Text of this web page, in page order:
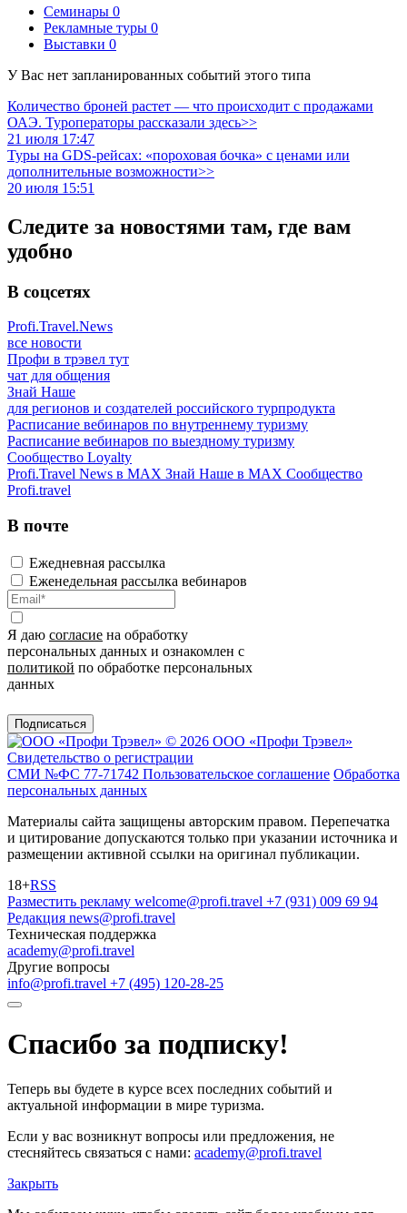
Семинары 0
Рекламные туры 0
Выставки 0
У Вас нет запланированных событий этого типа
Количество броней растет — что происходит с продажами
ОАЭ. Туроператоры рассказали здесь>>
21 июля 17:47
Туры на GDS-рейсах: «пороховая бочка» с ценами или
дополнительные возможности>>
20 июля 15:51
Следите за новостями там, где вам
удобно
В соцсетях
Profi.Travel.News
все новости
Профи в трэвел тут
чат для общения
Знай Наше
для регионов и создателей российского турпродукта
Расписание вебинаров по внутреннему туризму
Расписание вебинаров по выездному туризму
Сообщество Loyalty
Profi.Travel News в MAX Знай Наше в MAX Сообщество
Profi.travel
В почте
Ежедневная рассылка
Еженедельная рассылка вебинаров
Я даю согласие на обработку
персональных данных и ознакомлен с
политикой по обработке персональных
данных
Подписаться
© 2026 ООО «Профи Трэвeл»
Свидетельство о регистрации
СМИ №ФС 77-71742 Пользовательское соглашение Обработка
персональных данных
Материалы сайта защищены авторским правом. Перепечатка
и цитирование допускаются только при указании источника и
размещении активной ссылки на оригинал публикации.
18+RSS
Разместить рекламу welcome@profi.travel +7 (931) 009 69 94
Редакция news@profi.travel
Техническая поддержка
academy@profi.travel
Другие вопросы
info@profi.travel +7 (495) 120-28-25
Спасибо за подписку!
Теперь вы будете в курсе всех последних событий и
актуальной информации в мире туризма.
Если у вас возникнут вопросы или предложения, не
стесняйтесь связаться с нами: academy@profi.travel
Закрыть